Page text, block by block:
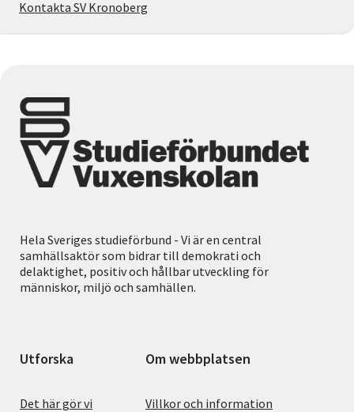
Kontakta SV Kronoberg
Hela Sveriges studieförbund - Vi är en central
samhällsaktör som bidrar till demokrati och
delaktighet, positiv och hållbar utveckling för
människor, miljö och samhällen.
Utforska
Det här gör vi
Om webbplatsen
Villkor och information